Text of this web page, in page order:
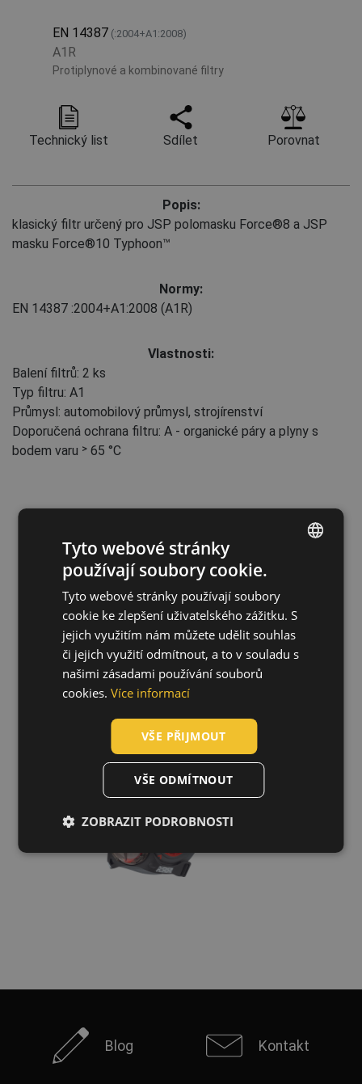
EN 14387 (:2004+A1:2008)
A1R
Protiplynové a kombinované filtry
Technický list Sdílet Porovnat
Popis:
klasický filtr určený pro JSP polomasku Force®8 a JSP
masku Force®10 Typhoon™
Normy:
EN 14387 :2004+A1:2008 (A1R)
Vlastnosti:
Balení filtrů: 2 ks
Typ filtru: A1
Průmysl: automobilový průmysl, strojírenství
Doporučená ochrana filtru: A - organické páry a plyny s
bodem varu ˃ 65 °C
Související produkty
JSP Force 8 polomaska S
0702003399999
Blog Kontakt
ENGLISH
CZECH
HUNGARIAN
SLOVAK
ROMANIAN
DUTCH
LATVIAN
Tyto webové stránky
používají soubory cookie.
Tyto webové stránky používají soubory
cookie ke zlepšení uživatelského zážitku. S
jejich využitím nám můžete udělit souhlas
či jejich využití odmítnout, a to v souladu s
našimi zásadami používání souborů
cookies. Více informací
VŠE PŘIJMOUT
VŠE ODMÍTNOUT
ZOBRAZIT PODROBNOSTI